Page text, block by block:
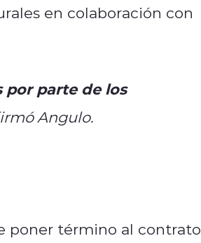
en colaboración con
por parte de los
Angulo.
poner término al contrato